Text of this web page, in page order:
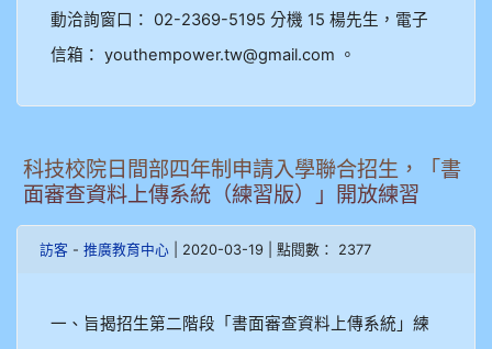
動洽詢窗口： 02-2369-5195 分機 15 楊先生，電子
信箱： youthempower.tw@gmail.com 。
科技校院日間部四年制申請入學聯合招生，「書
面審查資料上傳系統（練習版）」開放練習
訪客 - 推廣教育中心 | 2020-03-19 | 點閱數： 2377
一、旨揭招生第二階段「書面審查資料上傳系統」練